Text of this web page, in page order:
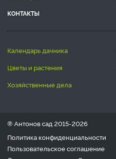
КОНТАКТЫ
календарь дачника
цветы и растения
хозяйственные дела
® Антонов сад 2015-2026
Политика конфиденциальности
Пользовательское соглашение